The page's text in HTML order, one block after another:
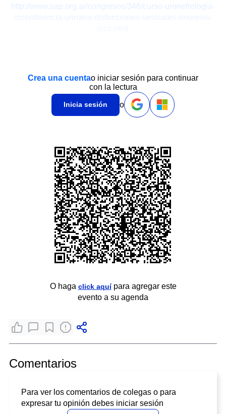
http://www.sap.org.ar/congresos/346/curso-uronefrologia-
Crea una cuentao iniciar sesión para continuar
con la lectura
Inicia sesión o
O haga click aquípara agregar este
evento a su agenda
Comentarios
Para ver los comentarios de colegas o para
expresar tu opinión debes iniciar sesión